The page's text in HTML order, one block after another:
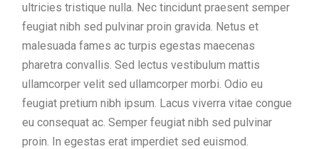
ultricies tristique nulla. Nec tincidunt praesent semper
feugiat nibh sed pulvinar proin gravida. Netus et
malesuada fames ac turpis egestas maecenas
pharetra convallis. Sed lectus vestibulum mattis
ullamcorper velit sed ullamcorper morbi. Odio eu
feugiat pretium nibh ipsum. Lacus viverra vitae congue
eu consequat ac. Semper feugiat nibh sed pulvinar
proin. In egestas erat imperdiet sed euismod.